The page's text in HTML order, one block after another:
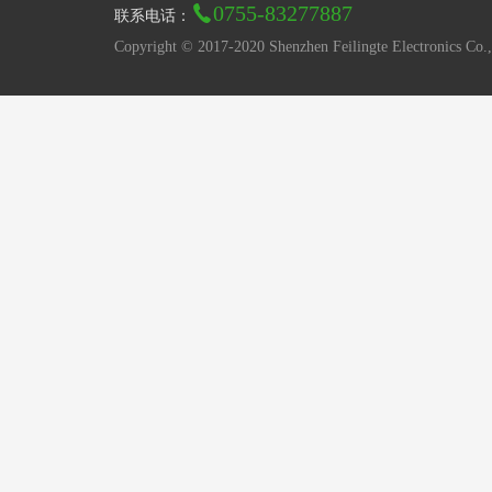
联系电话： 0755-83277887
Copyright © 2017-2020 Shenzhen Feilingte Electronics